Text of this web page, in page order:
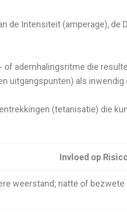
de Intensiteit (amperage), de
of ademhalingsritme die
uitgangspunten) als inwendig
(tetanisatie) die
Invloed op
weerstand; natte of